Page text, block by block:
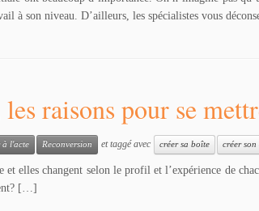
à son niveau. D’ailleurs, les spécialistes vous
raisons pour se
à l'acte Reconversion et taggé avec créer sa boîte créer son
et elles changent selon le profil et l’expérience de
[…]